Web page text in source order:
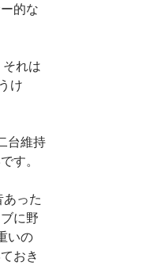
的な
れは
け
台維持
す。
あった
に野
いの
おき